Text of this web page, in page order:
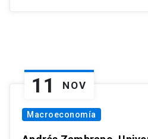
11 NOV
Macroeconomía